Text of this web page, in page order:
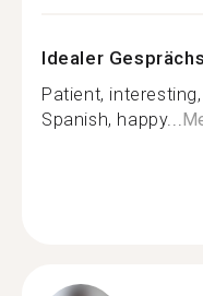
Idealer
Patient,
Spanish, happy...